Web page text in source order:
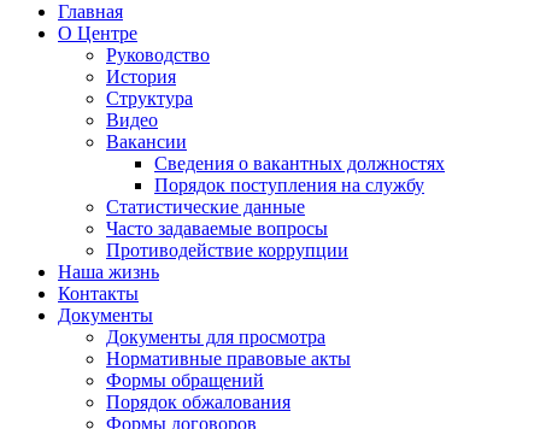
Главная
О Центре
Руководство
История
Структура
Видео
Вакансии
Сведения о вакантных должностях
Порядок поступления на службу
Статистические данные
Часто задаваемые вопросы
Противодействие коррупции
Наша жизнь
Контакты
Документы
Документы для просмотра
Нормативные правовые акты
Формы обращений
Порядок обжалования
Формы договоров